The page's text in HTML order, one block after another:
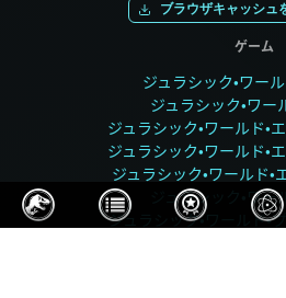
ブラウザキャッシュ
ゲーム
ジュラシック・ワー
ジュラシック・ワー
ジュラシック・ワールド・
ジュラシック・ワールド・
ジュラシック・ワールド
ジュラシック・ワー
ジュラシック・ワールド・